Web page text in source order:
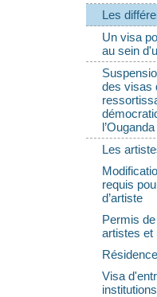
Les
Un visa
au sein
des visas
l’Ouganda
Les
requis
d’artiste
Permis
artistes et
Visa